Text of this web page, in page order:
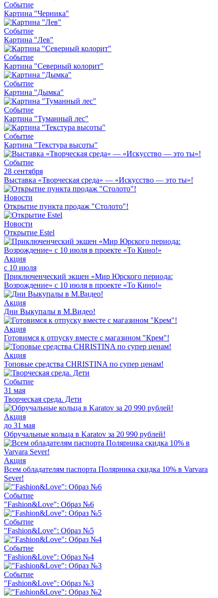
Событие
Картина "Черника"
Событие
Картина "Лев"
Событие
Картина "Северный колорит"
Событие
Картина "Дымка"
Событие
Картина "Туманный лес"
Событие
Картина "Текстура высоты"
Событие
28 сентября
Выставка «Творческая среда» — «Искусство — это ты»!
Новости
Открытие пункта продаж "Столото"!
Новости
Открытие Estel
Акция
с 10 июля
Приключенческий экшен «Мир Юрского периода:
Возрождение» с 10 июля в проекте «То Кино!»
Акция
Дни Выкупалы в М.Видео!
Акция
Готовимся к отпуску вместе с магазином "Крем"!
Акция
Топовые средства CHRISTINA по супер ценам!
Событие
31 мая
Творческая среда. Дети
Акция
до 31 мая
Обручальные кольца в Karatov за 20 990 рублей!
Акция
Всем обладателям паспорта Полярника скидка 10% в Varvara
Sever!
Событие
"Fashion&Love": Образ №6
Событие
"Fashion&Love": Образ №5
Событие
"Fashion&Love": Образ №4
Событие
"Fashion&Love": Образ №3